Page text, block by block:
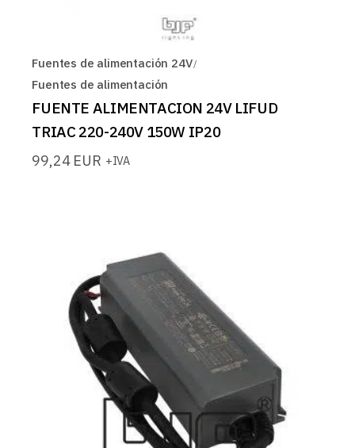
Fuentes de alimentación 24V
Fuentes de alimentación
FUENTE ALIMENTACION 24V LIFUD
TRIAC 220-240V 150W IP20
99,24 EUR +IVA